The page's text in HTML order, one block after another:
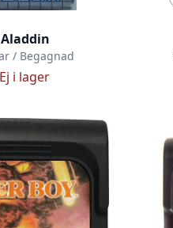
/ Begagnad
Ej i lager